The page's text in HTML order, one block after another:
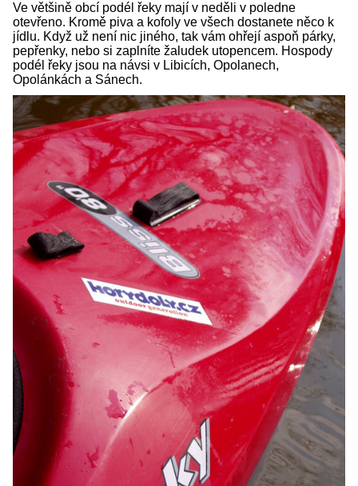
Ve většině obcí podél řeky mají v neděli v poledne
otevřeno. Kromě piva a kofoly ve všech dostanete něco k
jídlu. Když už není nic jiného, tak vám ohřejí aspoň párky,
pepřenky, nebo si zaplníte žaludek utopencem. Hospody
podél řeky jsou na návsi v Libicích, Opolanech,
Opolánkách a Sánech.